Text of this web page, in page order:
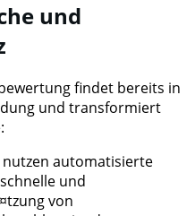
und
findet bereits in
und transformiert
nutzen automatisierte
und
von